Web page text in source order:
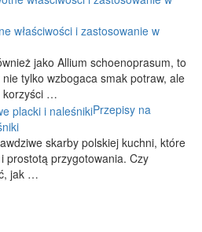
właściwości i zastosowanie w
jako Allium schoenoprasum, to
nie tylko wzbogaca smak potraw, ale
korzyści …
Przepisy na
skarby polskiej kuchni, które
prostotą przygotowania. Czy
jak …